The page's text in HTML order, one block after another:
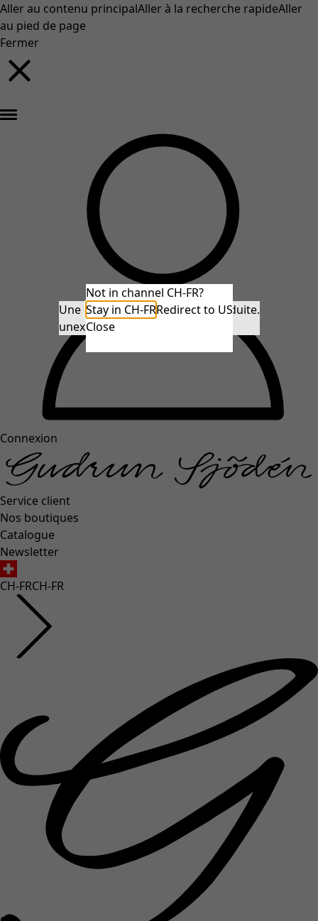
Aller au contenu principalAller à la recherche rapideAller
au pied de page
Fermer
Connexion
Service client
Nos boutiques
Catalogue
Newsletter
CH-FRCH-FR
Not in channel CH-FR?
Stay in CH-FRRedirect to US
Close
Une erreur inattendue s'est produite.
unexpectederror.buttontext